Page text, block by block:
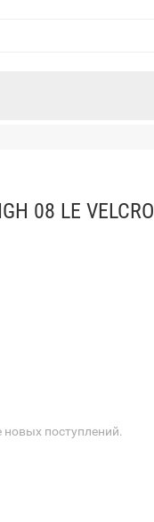
08 LE VELCRO
поступлений.